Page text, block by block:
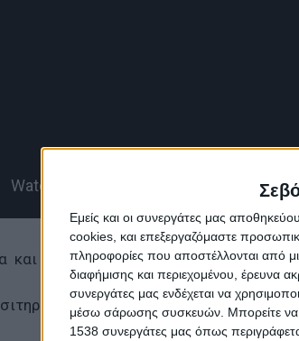
Εμείς και οι συνεργάτες μας
cookies, και επεξεργαζόμαστε
πληροφορίες που αποστέλλονται από
διαφήμισης και περιεχομένου, έρευνα
συνεργάτες μας ενδέχεται να
μέσω σάρωσης συσκευών. Μπορείτε να
1538 συνεργάτες μας όπως
και Τετάρτη δύο εισιτήρια στην τιμή
είναι :